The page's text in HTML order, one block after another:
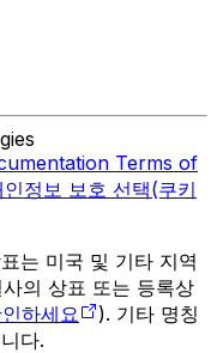
Terms of
인정보 보호 선택(쿠키
는 미국 및 기타 지역
의 상표 또는 등록상
하세요
). 기타 명칭
다.